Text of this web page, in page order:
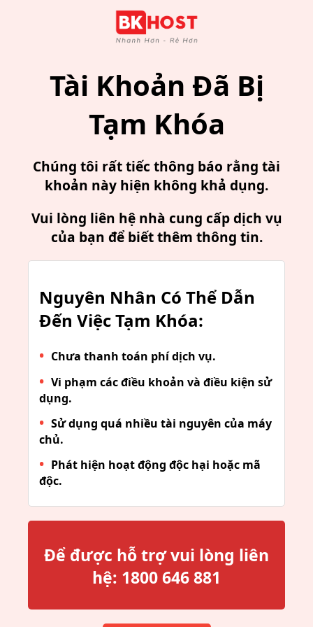
Tài Khoản Đã Bị
Tạm Khóa
Chúng tôi rất tiếc thông báo rằng tài
khoản này hiện không khả dụng.
Vui lòng liên hệ nhà cung cấp dịch vụ
của bạn để biết thêm thông tin.
Nguyên Nhân Có Thể Dẫn
Đến Việc Tạm Khóa:
Chưa thanh toán phí dịch vụ.
Vi phạm các điều khoản và điều kiện sử
dụng.
Sử dụng quá nhiều tài nguyên của máy
chủ.
Phát hiện hoạt động độc hại hoặc mã
độc.
Để được hỗ trợ vui lòng liên
hệ: 1800 646 881